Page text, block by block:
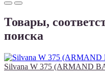
Товары,
поиска
Silvana W 375 (ARMAND